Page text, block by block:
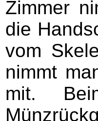
Zimmer
die
vom
nimmt
mit.